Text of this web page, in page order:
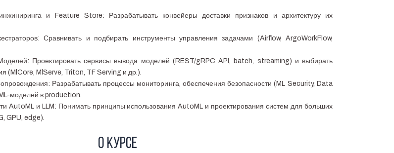
и Feature Store: Разрабатывать конвейеры доставки признаков и архитектуру их
Сравнивать и подбирать инструменты управления задачами (Airflow, ArgoWorkFlow,
Проектировать сервисы вывода моделей (REST/gRPC API, batch, streaming) и выбирать
(MlCore, MlServe, Triton, TF Serving и др.).
Разрабатывать процессы мониторинга, обеспечения безопасности (ML Security, Data
моделей в production.
AutoML и LLM: Понимать принципы использования AutoML и проектирования систем для больших
GPU, edge).
О курсе